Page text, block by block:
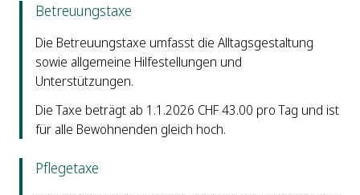
Betreuungstaxe
Die Betreuungstaxe umfasst die Alltagsgestaltung
sowie allgemeine Hilfestellungen und
Unterstützungen.
Die Taxe beträgt ab 1.1.2026 CHF 43.00 pro Tag und ist
für alle Bewohnenden gleich hoch.
Pflegetaxe